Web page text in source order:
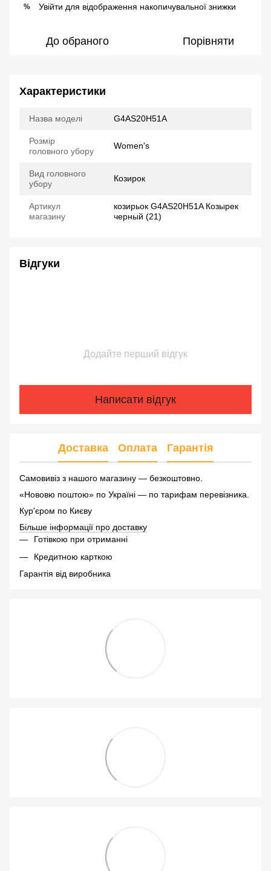
% Увійти для відображення накопичувальної знижки
До обраного Порівняти
Характеристики
Назва моделі G4AS20H51A
Розмір
головного убору
Women's
Вид головного
убору
Козирок
Артикул
магазину
козирьок G4AS20H51A Козырек
черный (21)
Відгуки
Додайте перший відгук
Написати відгук
Доставка Оплата Гарантія
Самовивіз з нашого магазину — безкоштовно.
«Нововю поштою» по Україні — по тарифам перевізника.
Кур'єром по Києву
Більше інформації про доставку
Готівкою при отриманні
Кредитною карткою
Гарантія від виробника